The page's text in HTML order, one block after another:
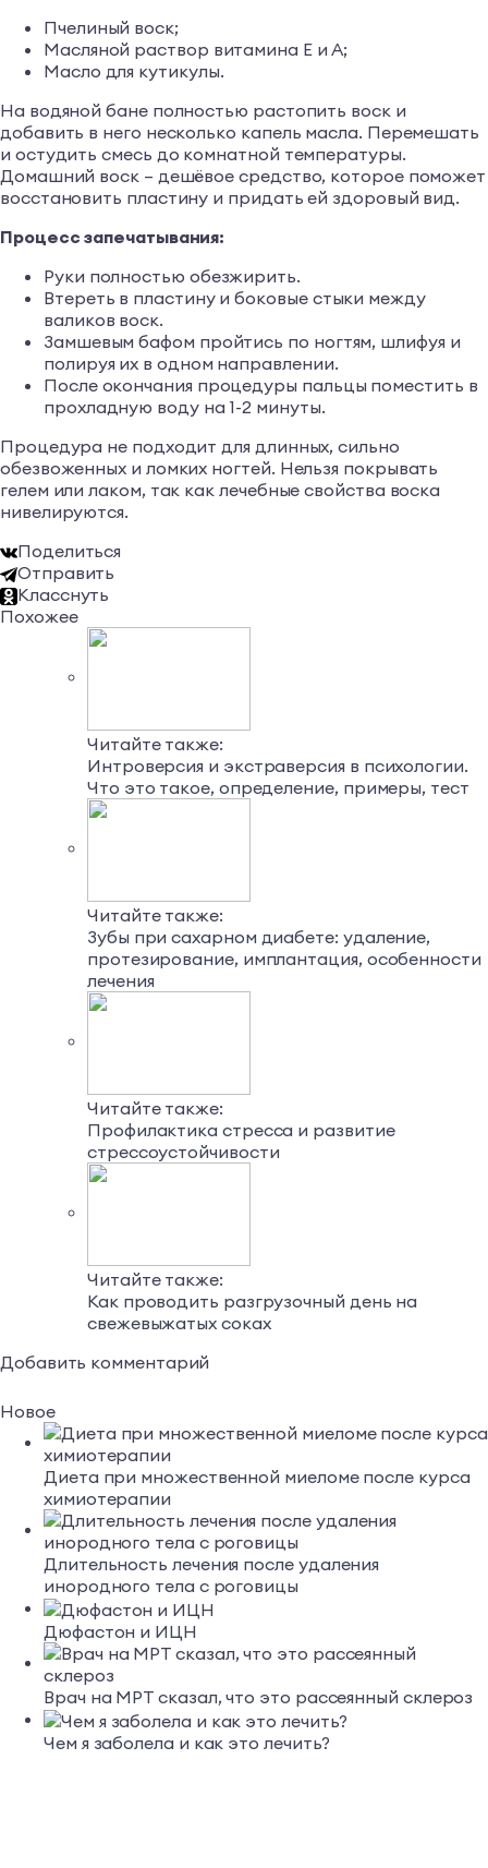
Пчелиный воск;
Масляной раствор витамина Е и А;
Масло для кутикулы.
На водяной бане полностью растопить воск и
добавить в него несколько капель масла. Перемешать
и остудить смесь до комнатной температуры.
Домашний воск – дешёвое средство, которое поможет
восстановить пластину и придать ей здоровый вид.
Процесс запечатывания:
Руки полностью обезжирить.
Втереть в пластину и боковые стыки между
валиков воск.
Замшевым бафом пройтись по ногтям, шлифуя и
полируя их в одном направлении.
После окончания процедуры пальцы поместить в
прохладную воду на 1-2 минуты.
Процедура не подходит для длинных, сильно
обезвоженных и ломких ногтей. Нельзя покрывать
гелем или лаком, так как лечебные свойства воска
нивелируются.
Поделиться
Отправить
Класснуть
Похожее
Читайте также:
Интроверсия и экстраверсия в психологии.
Что это такое, определение, примеры, тест
Читайте также:
Зубы при сахарном диабете: удаление,
протезирование, имплантация, особенности
лечения
Читайте также:
Профилактика стресса и развитие
стрессоустойчивости
Читайте также:
Как проводить разгрузочный день на
свежевыжатых соках
Добавить комментарий
Новое
Диета при множественной миеломе после курса
химиотерапии
Длительность лечения после удаления
инородного тела с роговицы
Дюфастон и ИЦН
Врач на МРТ сказал, что это рассеянный склероз
Чем я заболела и как это лечить?